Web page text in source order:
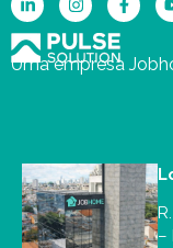
Uma empresa
–